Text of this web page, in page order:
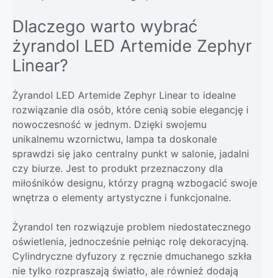
Dlaczego warto wybrać
żyrandol LED Artemide Zephyr
Linear?
Żyrandol LED Artemide Zephyr Linear to idealne
rozwiązanie dla osób, które cenią sobie elegancję i
nowoczesność w jednym. Dzięki swojemu
unikalnemu wzornictwu, lampa ta doskonale
sprawdzi się jako centralny punkt w salonie, jadalni
czy biurze. Jest to produkt przeznaczony dla
miłośników designu, którzy pragną wzbogacić swoje
wnętrza o elementy artystyczne i funkcjonalne.
Żyrandol ten rozwiązuje problem niedostatecznego
oświetlenia, jednocześnie pełniąc rolę dekoracyjną.
Cylindryczne dyfuzory z ręcznie dmuchanego szkła
nie tylko rozpraszają światło, ale również dodają